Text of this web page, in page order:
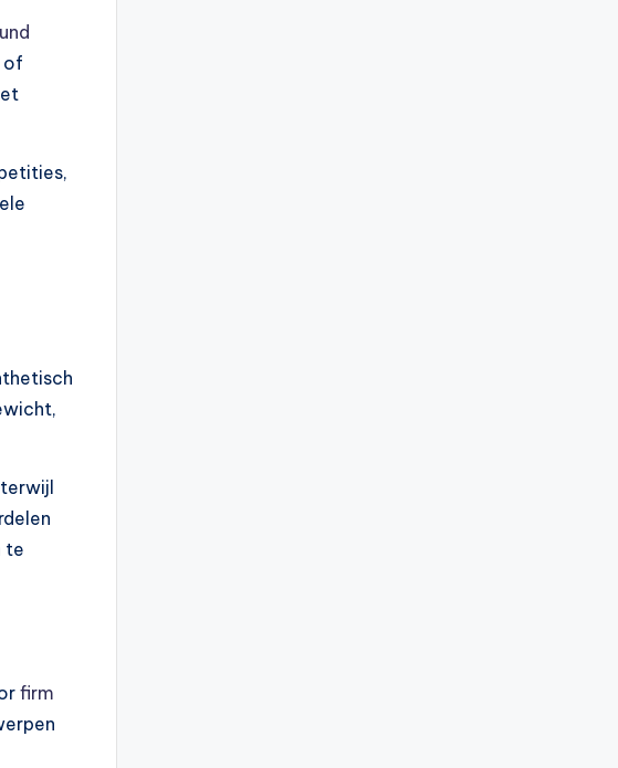
of
te
firm